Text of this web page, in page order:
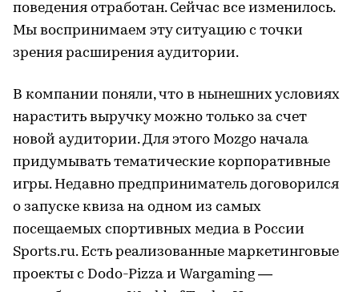
поведения отработан. Сейчас все изменилось.
Мы воспринимаем эту ситуацию с точки
зрения расширения аудитории.
В компании поняли, что в нынешних условиях
нарастить выручку можно только за счет
новой аудитории. Для этого Mozgo начала
придумывать тематические корпоративные
игры. Недавно предприниматель договорился
о запуске квиза на одном из самых
посещаемых спортивных медиа в России
Sports.ru. Есть реализованные маркетинговые
проекты с Dodo-Pizza и Wargaming —